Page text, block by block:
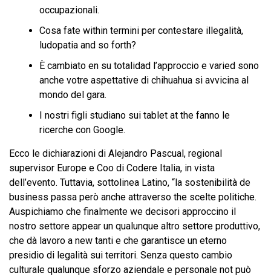
occupazionali.
Cosa fate within termini per contestare illegalità,
ludopatia and so forth?
È cambiato en su totalidad l’approccio e varied sono
anche votre aspettative di chihuahua si avvicina al
mondo del gara.
I nostri figli studiano sui tablet at the fanno le
ricerche con Google.
Ecco le dichiarazioni di Alejandro Pascual, regional
supervisor Europe e Coo di Codere Italia, in vista
dell’evento. Tuttavia, sottolinea Latino, “la sostenibilità de
business passa però anche attraverso the scelte politiche.
Auspichiamo che finalmente we decisori approccino il
nostro settore appear un qualunque altro settore produttivo,
che dà lavoro a new tanti e che garantisce un eterno
presidio di legalità sui territori. Senza questo cambio
culturale qualunque sforzo aziendale e personale not può